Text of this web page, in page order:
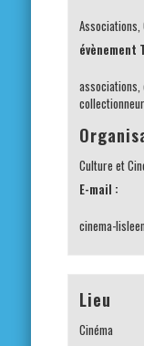
Associations,
évènement
associations,
Culture et
E-mail :
cinema-
Lieu
Cinéma